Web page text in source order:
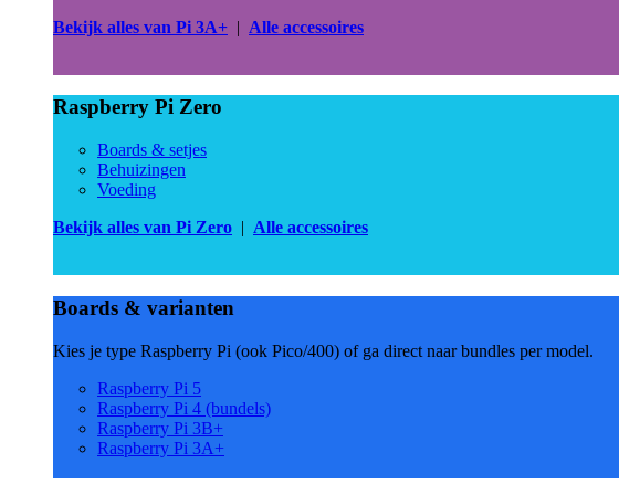
Bekijk alles van Pi 3A+ | Alle accessoires
Raspberry Pi Zero
Boards & setjes
Behuizingen
Voeding
Bekijk alles van Pi Zero | Alle accessoires
Boards & varianten
Kies je type Raspberry Pi (ook Pico/400) of ga direct naar bundles per model.
Raspberry Pi 5
Raspberry Pi 4 (bundels)
Raspberry Pi 3B+
Raspberry Pi 3A+